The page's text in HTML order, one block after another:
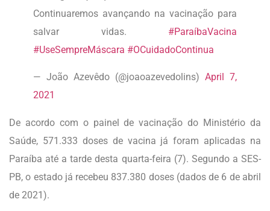
Continuaremos avançando na vacinação para
salvar vidas. #ParaíbaVacina
#UseSempreMáscara #OCuidadoContinua
— João Azevêdo (@joaoazevedolins) April 7,
2021
De acordo com o painel de vacinação do Ministério da
Saúde, 571.333 doses de vacina já foram aplicadas na
Paraíba até a tarde desta quarta-feira (7). Segundo a SES-
PB, o estado já recebeu 837.380 doses (dados de 6 de abril
de 2021).